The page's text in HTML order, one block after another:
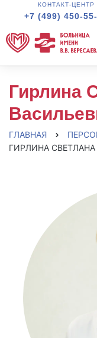
КОНТАКТ-ЦЕНТР
+7 (499) 450-
Гирлина
ГЛАВНАЯ
ГИРЛИНА